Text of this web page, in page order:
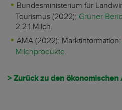
Bundesministerium für
Tourismus (2022): Grüner
2.2.1 Milch.
AMA (2022): Marktinformation:
Milchprodukte.
> Zurück zu den ökonomischen